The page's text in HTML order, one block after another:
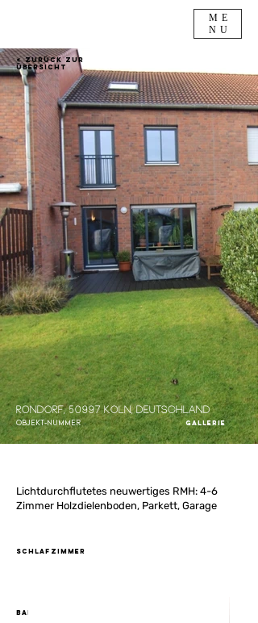
ME
NU
< Zurück zur
Übersicht
Objekt-Nummer
Rondorf, 50997 Köln, Deutschland
Gallerie
Lichtdurchflutetes neuwertiges RMH: 4-6
Zimmer Holzdielenboden, Parkett, Garage
Schlafzimmer
Badezimmer